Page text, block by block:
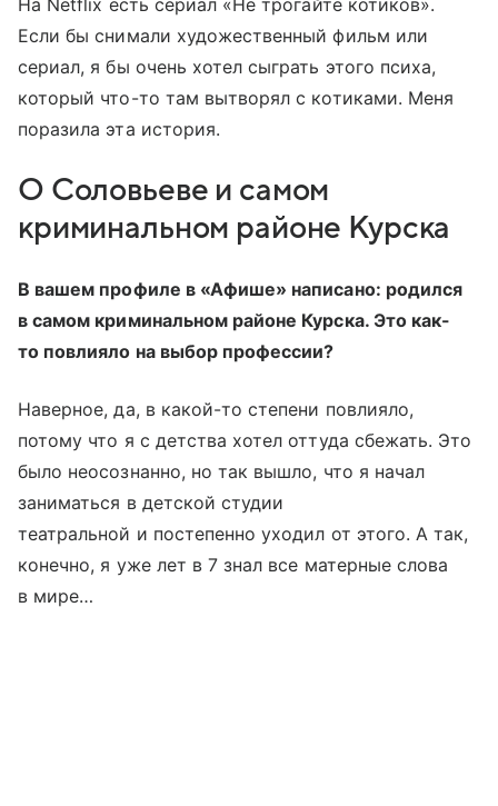
Если бы снимали художественный фильм или
сериал, я бы очень хотел сыграть этого психа,
который что-то там вытворял с котиками. Меня
поразила эта история.
О Соловьеве и самом
криминальном районе Курска
В вашем профиле в «Афише» написано: родился
в самом криминальном районе Курска. Это как-
то повлияло на выбор профессии?
Наверное, да, в какой-то степени повлияло,
потому что я с детства хотел оттуда сбежать. Это
было неосознанно, но так вышло, что я начал
заниматься в детской студии
театральной и постепенно уходил от этого. А так,
конечно, я уже лет в 7 знал все матерные слова
в мире…